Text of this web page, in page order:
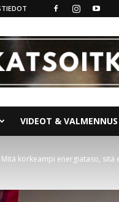
VIDEOT & VALMENNUS
Mitä korkeampi energiataso,